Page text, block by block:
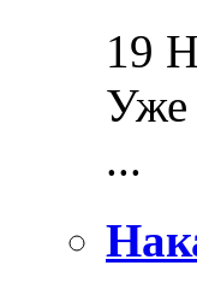
19
Уже
...